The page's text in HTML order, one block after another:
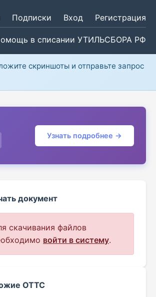
Подписки Вход Регистрация
в списании УТИЛЬСБОРА РФ
скриншоты и отправьте запрос
Узнать подробнее →
документ
скачивания файлов
войти в систему.
ОТТС